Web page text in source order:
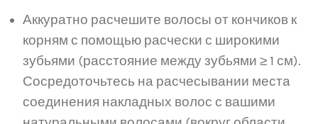
Аккуратно расчешите волосы от кончиков к
корням с помощью расчески с широкими
зубьями (расстояние между зубьями ≥ 1 см).
Сосредоточьтесь на расчесывании места
соединения накладных волос с вашими